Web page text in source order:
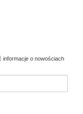
informacje o nowościach